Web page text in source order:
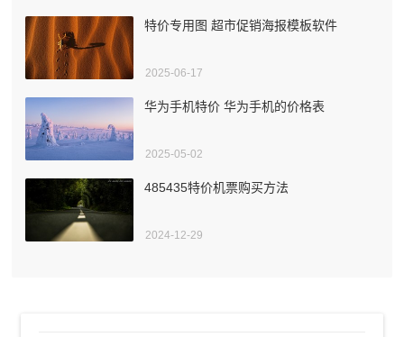
特价专用图 超市促销海报模板软件
2025-06-17
华为手机特价 华为手机的价格表
2025-05-02
485435特价机票购买方法
2024-12-29